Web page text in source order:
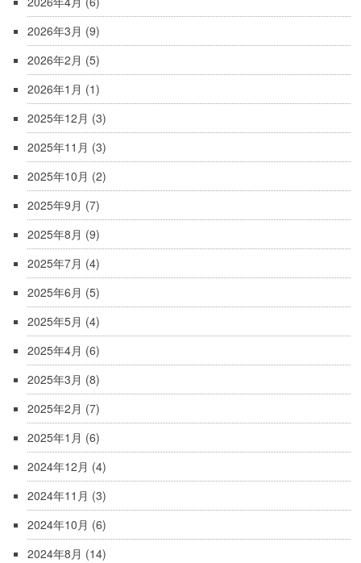
2026年3月 (9)
2026年2月 (5)
2026年1月 (1)
2025年12月 (3)
2025年11月 (3)
2025年10月 (2)
2025年9月 (7)
2025年8月 (9)
2025年7月 (4)
2025年6月 (5)
2025年5月 (4)
2025年4月 (6)
2025年3月 (8)
2025年2月 (7)
2025年1月 (6)
2024年12月 (4)
2024年11月 (3)
2024年10月 (6)
2024年8月 (14)